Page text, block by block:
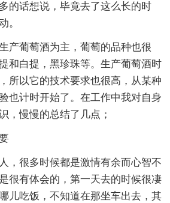
的话想说，毕竟去了这么长的时
。
产葡萄酒为主，葡萄的品种也很
和白提，黑珍珠等。生产葡萄酒时
所以它的技术要求也很高，从某种
也计时开始了。在工作中我对自身
，慢慢的总结了几点；
，很多时候都是激情有余而心智不
很有体会的，第一天去的时候很凄
儿吃饭，不知道在那坐车出去，其